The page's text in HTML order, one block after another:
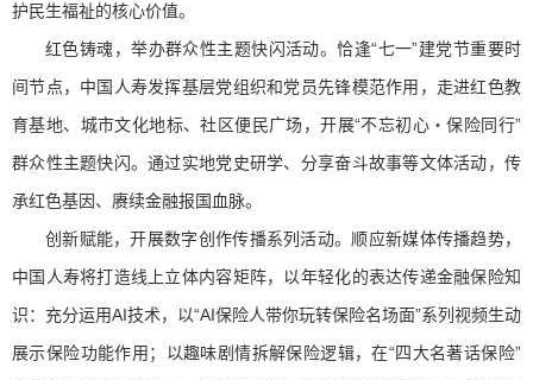
护民生福祉的核心价值。
红色铸魂，举办群众性主题快闪活动。恰逢“七一”建党节重要时
间节点，中国人寿发挥基层党组织和党员先锋模范作用，走进红色教
育基地、城市文化地标、社区便民广场，开展“不忘初心・保险同行”
群众性主题快闪。通过实地党史研学、分享奋斗故事等文体活动，传
承红色基因、赓续金融报国血脉。
创新赋能，开展数字创作传播系列活动。顺应新媒体传播趋势，
中国人寿将打造线上立体内容矩阵，以年轻化的表达传递金融保险知
识：充分运用AI技术，以“AI保险人带你玩转保险名场面”系列视频生动
展示保险功能作用；以趣味剧情拆解保险逻辑，在“四大名著话保险”